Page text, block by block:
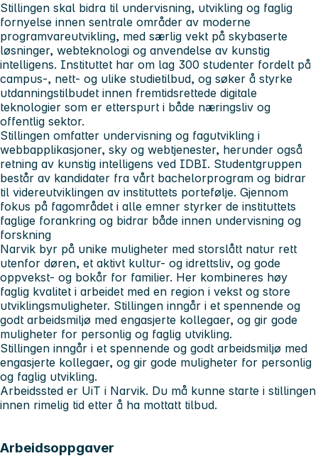
Stillingen skal bidra til undervisning, utvikling og faglig
fornyelse innen sentrale områder av moderne
programvareutvikling, med særlig vekt på skybaserte
løsninger, webteknologi og anvendelse av kunstig
intelligens. Instituttet har om lag 300 studenter fordelt på
campus-, nett- og ulike studietilbud, og søker å styrke
utdanningstilbudet innen fremtidsrettede digitale
teknologier som er etterspurt i både næringsliv og
offentlig sektor.
Stillingen omfatter undervisning og fagutvikling i
webbapplikasjoner, sky og webtjenester, herunder også
retning av kunstig intelligens ved IDBI. Studentgruppen
består av kandidater fra vårt bachelorprogram og bidrar
til videreutviklingen av instituttets portefølje. Gjennom
fokus på fagområdet i alle emner styrker de instituttets
faglige forankring og bidrar både innen undervisning og
forskning
Narvik byr på unike muligheter med storslått natur rett
utenfor døren, et aktivt kultur- og idrettsliv, og gode
oppvekst- og bokår for familier. Her kombineres høy
faglig kvalitet i arbeidet med en region i vekst og store
utviklingsmuligheter. Stillingen inngår i et spennende og
godt arbeidsmiljø med engasjerte kollegaer, og gir gode
muligheter for personlig og faglig utvikling.
Stillingen inngår i et spennende og godt arbeidsmiljø med
engasjerte kollegaer, og gir gode muligheter for personlig
og faglig utvikling.
Arbeidssted er UiT i Narvik. Du må kunne starte i stillingen
innen rimelig tid etter å ha mottatt tilbud.
Arbeidsoppgaver